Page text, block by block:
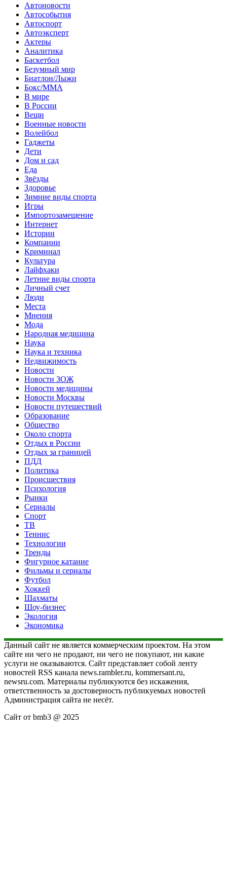
Автоновости
Автособытия
Автоспорт
Автоэксперт
Актеры
Аналитика
Баскетбол
Безумный мир
Биатлон/Лыжи
Бокс/MMA
В мире
В России
Вещи
Военные новости
Волейбол
Гаджеты
Дети
Дом и сад
Еда
Звёзды
Здоровье
Зимние виды спорта
Игры
Импортозамещение
Интернет
Истории
Компании
Криминал
Культура
Лайфхаки
Летние виды спорта
Личный счет
Люди
Места
Мнения
Мода
Народная медицина
Наука
Наука и техника
Недвижимость
Новости
Новости ЗОЖ
Новости медицины
Новости Москвы
Новости путешествий
Образование
Общество
Около спорта
Отдых в России
Отдых за границей
ПДД
Политика
Происшествия
Психология
Рынки
Сериалы
Спорт
ТВ
Теннис
Технологии
Тренды
Фигурное катание
Фильмы и сериалы
Футбол
Хоккей
Шахматы
Шоу-бизнес
Экология
Экономика
Данный сайт не является коммерческим проектом. На этом
сайте ни чего не продают, ни чего не покупают, ни какие
услуги не оказываются. Сайт представляет собой ленту
новостей RSS канала news.rambler.ru, kommersant.ru,
newsru.com. Материалы публикуются без искажения,
ответственность за достоверность публикуемых новостей
Администрация сайта не несёт.
Сайт от bmb3 @ 2025